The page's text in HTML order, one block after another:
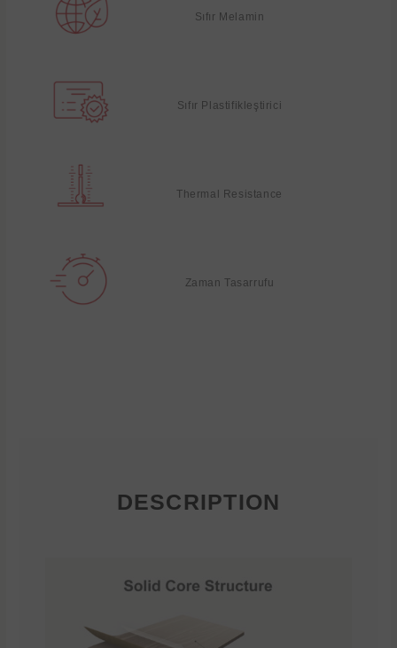
Sıfır Melamin
Sıfır Plastifikleştirici
Thermal Resistance
Zaman Tasarrufu
DESCRIPTION